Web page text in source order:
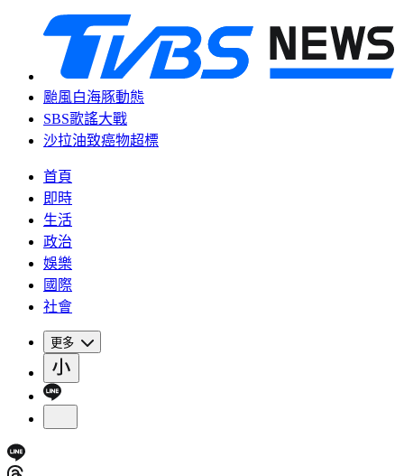
颱風白海豚動態
SBS歌謠大戰
沙拉油致癌物超標
首頁
即時
生活
政治
娛樂
國際
社會
更多